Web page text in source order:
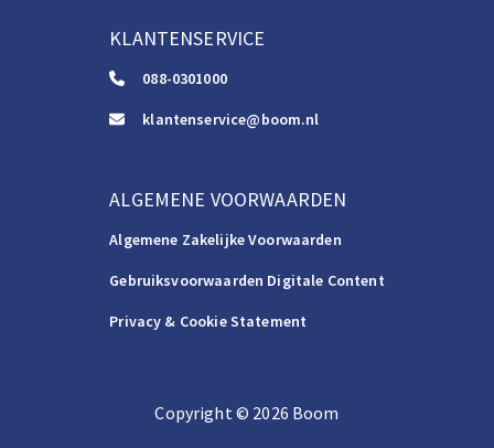
KLANTENSERVICE
088-0301000
klantenservice@boom.nl
ALGEMENE VOORWAARDEN
Algemene Zakelijke Voorwaarden
Gebruiksvoorwaarden Digitale Content
Privacy & Cookie Statement
Copyright©️ 2026 Boom